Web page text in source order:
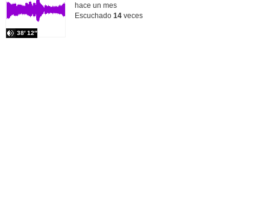
38′ 12″
hace un mes
Escuchado 14veces